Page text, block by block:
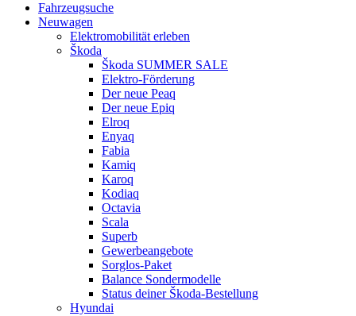
Fahrzeugsuche
Neuwagen
Elektromobilität erleben
Škoda
Škoda SUMMER SALE
Elektro-Förderung
Der neue Peaq
Der neue Epiq
Elroq
Enyaq
Fabia
Kamiq
Karoq
Kodiaq
Octavia
Scala
Superb
Gewerbeangebote
Sorglos-Paket
Balance Sondermodelle
Status deiner Škoda-Bestellung
Hyundai